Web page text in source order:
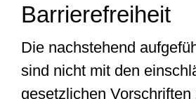
Barrierefreiheit
Die nachstehend
sind nicht mit den
gesetzlichen Vorschriften